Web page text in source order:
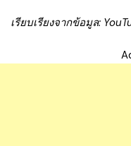
เรียบเรียงจากข้อมูล: